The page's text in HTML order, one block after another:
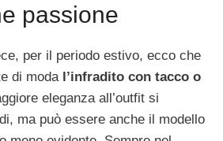
passione
per il periodo estivo, ecco che
di moda l’infradito con tacco o
eleganza all’outfit si
ma può essere anche il modello